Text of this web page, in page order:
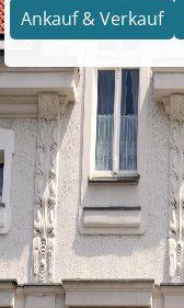
Ankauf & Verkauf